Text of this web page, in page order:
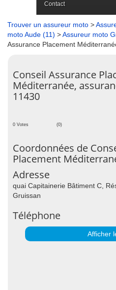
Contact
Trouver un assureur moto >
moto Aude (11) >Assureur moto
Assurance Placement
Conseil Assurance
Méditerranée,
11430
0 Votes (0)
Coordonnées de
Placement
Adresse
quai Capitainerie Bâtiment C,
Gruissan
Téléphone
Afficher